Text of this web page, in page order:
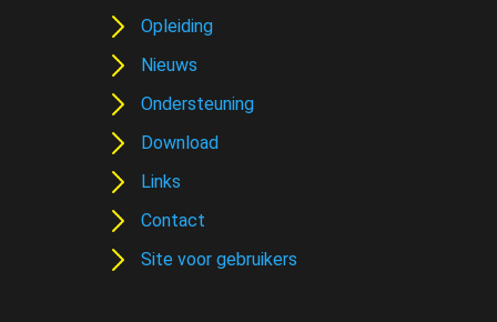
Opleiding
Nieuws
Ondersteuning
Download
Links
Contact
Site voor gebruikers